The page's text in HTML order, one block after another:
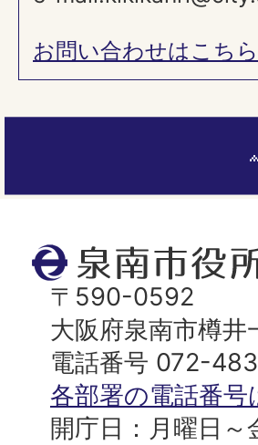
お問い合わせはこち
泉
南
市
役
所
〒590-0592
大阪府泉南市樽井
電話番号 072-
各部署の電話番号
開庁日：月曜日